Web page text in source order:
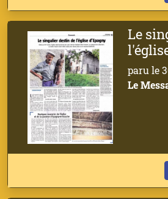
Le
paru le
Le